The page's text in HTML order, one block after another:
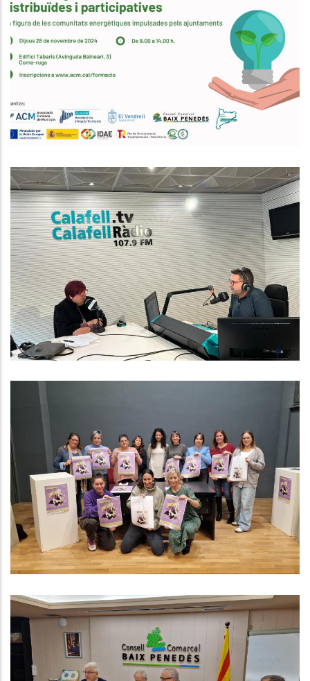
L’administració Local En La Gestió
De Renovables Distribuïdes I
Participatives. La Figura De Les
Impulsades Pels Ajuntaments
Medi
ENTREVISTA A NÚRIA GÜELL.
CONSELLERA D’ENSENYAMENT AL
CONSELL COMARCAL
Altres
Del Consell Comarcal Per Lluitar
Contra La Violència Masclista
Dirigida Als Professionals De L’oci,
El Comerç I La Restauració Del
Baix Penedès
S. socials
El Consell Comarcal Del Baix
Penedès Presenta Les Activitats
De La Setmana De La Pedra Seca